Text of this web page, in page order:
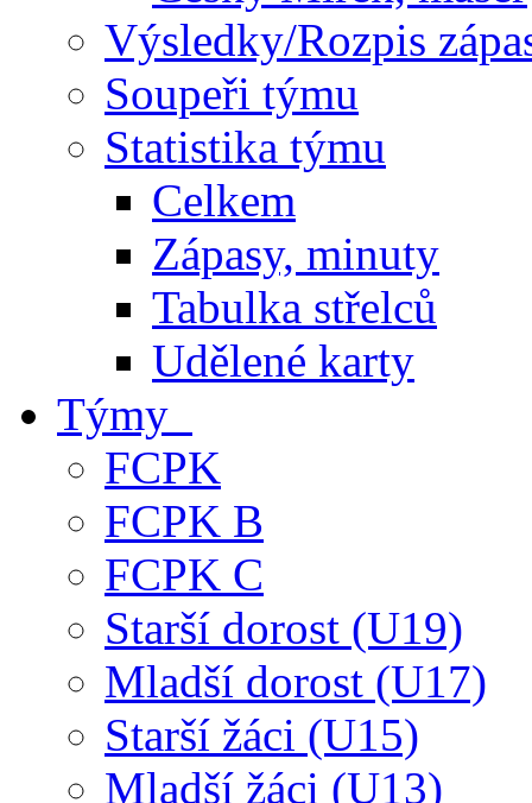
Výsledky/Rozpis
Soupeři týmu
Statistika týmu
Celkem
Zápasy, minuty
Tabulka střelců
Udělené karty
Týmy
FCPK
FCPK B
FCPK C
Starší dorost (U19)
Mladší dorost (U17)
Starší žáci (U15)
Mladší žáci (U13)